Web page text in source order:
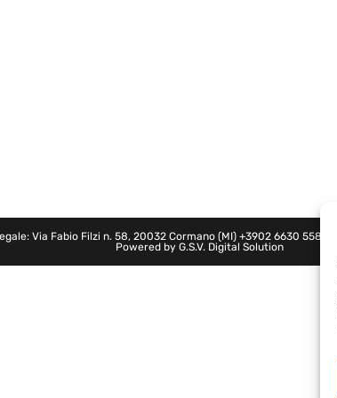
Via Fabio Filzi n. 58, 20032 Cormano (MI) +3902 6630 5580
Powered by G.S.V. Digital Solution